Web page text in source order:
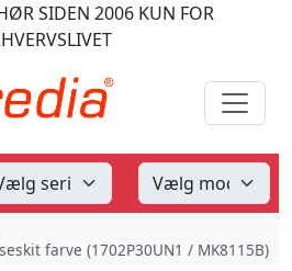
SIDEN 2006KUN FOR
farve (1702P30UN1 / MK8115B)